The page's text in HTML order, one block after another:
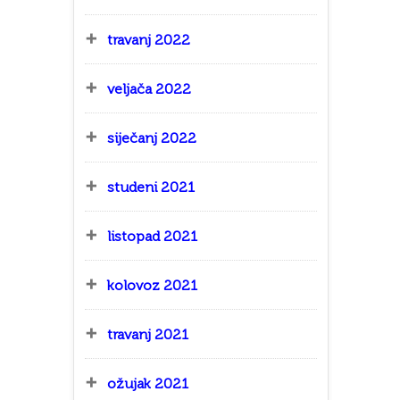
travanj 2022
veljača 2022
siječanj 2022
studeni 2021
listopad 2021
kolovoz 2021
travanj 2021
ožujak 2021